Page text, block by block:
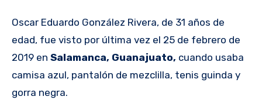
Oscar Eduardo González Rivera, de 31 años de
edad, fue visto por última vez el 25 de febrero de
2019 en Salamanca, Guanajuato, cuando usaba
camisa azul, pantalón de mezclilla, tenis guinda y
gorra negra.